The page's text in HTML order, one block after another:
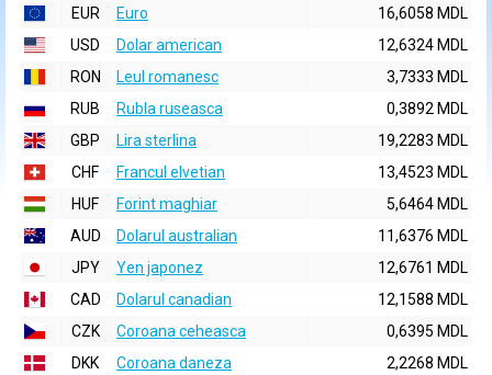
EUR
Euro
16,6058 MDL
USD
Dolar american
12,6324 MDL
RON
Leul romanesc
3,7333 MDL
RUB
Rubla ruseasca
0,3892 MDL
GBP
Lira sterlina
19,2283 MDL
CHF
Francul elvetian
13,4523 MDL
HUF
Forint maghiar
5,6464 MDL
AUD
Dolarul australian
11,6376 MDL
JPY
Yen japonez
12,6761 MDL
CAD
Dolarul canadian
12,1588 MDL
CZK
Coroana ceheasca
0,6395 MDL
DKK
Coroana daneza
2,2268 MDL